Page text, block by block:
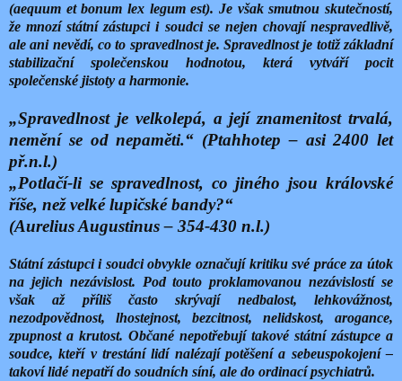
(aequum et bonum lex legum est). Je však smutnou skutečností,
že mnozí státní zástupci i soudci se nejen chovají nespravedlivě,
ale ani nevědí, co to spravedlnost je. Spravedlnost je totiž základní
stabilizační společenskou hodnotou, která vytváří pocit
společenské jistoty a harmonie.
„Spravedlnost je velkolepá, a její znamenitost trvalá,
nemění se od nepaměti.“ (Ptahhotep – asi 2400 let
př.n.l.)
„Potlačí-li se spravedlnost, co jiného jsou královské
říše, než velké lupičské bandy?“
(Aurelius Augustinus – 354-430 n.l.)
Státní zástupci i soudci obvykle označují kritiku své práce za útok
na jejich nezávislost. Pod touto proklamovanou nezávislostí se
však až příliš často skrývají nedbalost, lehkovážnost,
nezodpovědnost, lhostejnost, bezcitnost, nelidskost, arogance,
zpupnost a krutost. Občané nepotřebují takové státní zástupce a
soudce, kteří v trestání lidí nalézají potěšení a sebeuspokojení –
takoví lidé nepatří do soudních síní, ale do ordinací psychiatrů.